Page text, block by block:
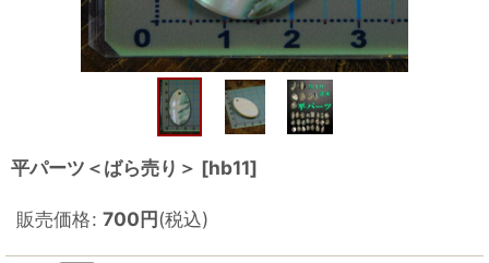
平パーツ＜ばら売り＞ [hb11]
販売価格: 700円(税込)